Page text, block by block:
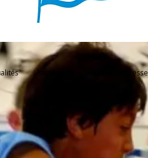
Partenaires Revue de presse